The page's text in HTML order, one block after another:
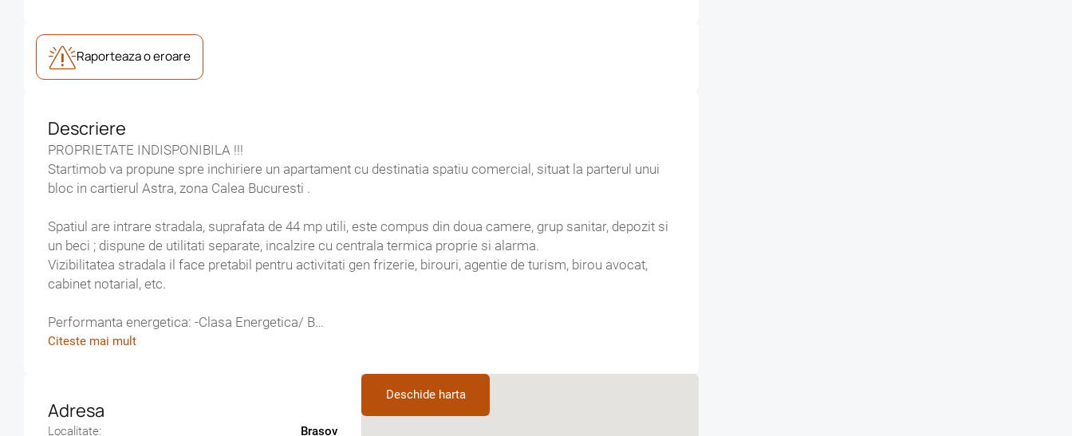
Raporteaza o eroare
Descriere
PROPRIETATE INDISPONIBILA !!!
Startimob va propune spre inchiriere un apartament cu destinatia spatiu comercial, situat la parterul unui
bloc in cartierul Astra, zona Calea Bucuresti .
Spatiul are intrare stradala, suprafata de 44 mp utili, este compus din doua camere, grup sanitar, depozit si
un beci ; dispune de utilitati separate, incalzire cu centrala termica proprie si alarma.
Vizibilitatea stradala il face pretabil pentru activitati gen frizerie, birouri, agentie de turism, birou avocat,
cabinet notarial, etc.
Performanta energetica: -Clasa Energetica/ B
-Consumul anual scpecific de energie (kWh/m2an) / 140
-Consum anual specific de energie din surse regenerabile/ 0
Pret inchiriere : 350Euro /luna
Citeste mai mult
Adresa
Localitate: Brasov
Deschide harta